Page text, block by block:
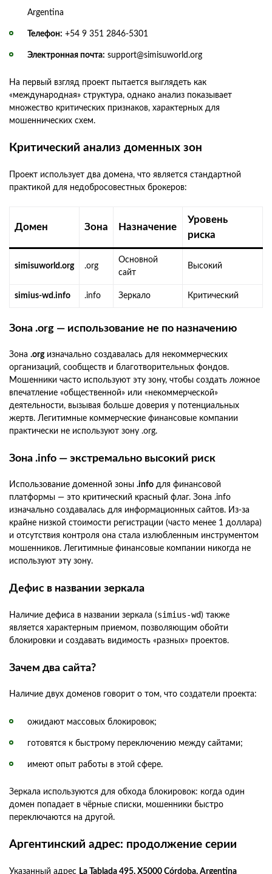
Argentina
Телефон: +54 9 351 2846-5301
Электронная почта: support@simisuworld.org
На первый взгляд проект пытается выглядеть как
«международная» структура, однако анализ показывает
множество критических признаков, характерных для
мошеннических схем.
Критический анализ доменных зон
Проект использует два домена, что является стандартной
практикой для недобросовестных брокеров:
Домен Зона Назначение
Уровень
риска
simisuworld.org .org
Основной
сайт
Высокий
simius-wd.info .info Зеркало Критический
Зона .org — использование не по назначению
Зона .orgизначально создавалась для некоммерческих
организаций, сообществ и благотворительных фондов.
Мошенники часто используют эту зону, чтобы создать ложное
впечатление «общественной» или «некоммерческой»
деятельности, вызывая больше доверия у потенциальных
жертв. Легитимные коммерческие финансовые компании
практически не используют зону .org.
Зона .info — экстремально высокий риск
Использование доменной зоны .info для финансовой
платформы — это критический красный флаг. Зона .info
изначально создавалась для информационных сайтов. Из-за
крайне низкой стоимости регистрации (часто менее 1 доллара)
и отсутствия контроля она стала излюбленным инструментом
мошенников. Легитимные финансовые компании никогда не
используют эту зону.
Дефис в названии зеркала
Наличие дефиса в названии зеркала (simius-wd ) также
является характерным приемом, позволяющим обойти
блокировки и создавать видимость «разных» проектов.
Зачем два сайта?
Наличие двух доменов говорит о том, что создатели проекта:
ожидают массовых блокировок;
готовятся к быстрому переключению между сайтами;
имеют опыт работы в этой сфере.
Зеркала используются для обхода блокировок: когда один
домен попадает в чёрные списки, мошенники быстро
переключаются на другой.
Аргентинский адрес: продолжение серии
Указанный адрес La Tablada 495, X5000 Córdoba, Argentina